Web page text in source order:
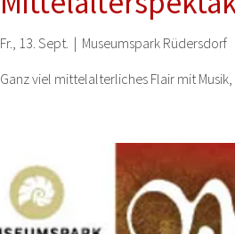
Fr., 13. Sept.
  |
Museumspark Rüdersdorf
Ganz viel mittelalterliches Flair mit